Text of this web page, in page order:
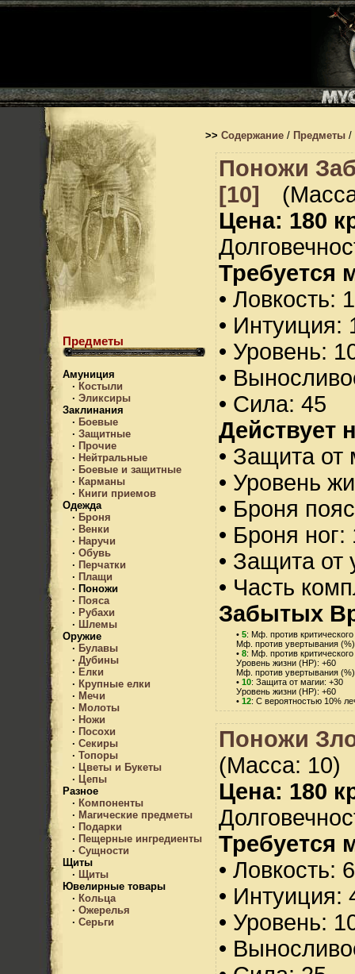
Предметы
Амуниция
· Костыли
· Эликсиры
Заклинания
· Боевые
· Защитные
· Прочие
· Нейтральные
· Боевые и защитные
· Карманы
· Книги приемов
Одежда
· Броня
· Венки
· Наручи
· Обувь
· Перчатки
· Плащи
· Поножи
· Пояса
· Рубахи
· Шлемы
Оружие
· Булавы
· Дубины
· Елки
· Крупные елки
· Мечи
· Молоты
· Ножи
· Посохи
· Секиры
· Топоры
· Цветы и Букеты
· Цепы
Разное
· Компоненты
· Магические предметы
· Подарки
· Пещерные ингредиенты
· Сущности
Щиты
· Щиты
Ювелирные товары
· Кольца
· Ожерелья
· Серьги
>> Содержание / Предметы /
Поножи
[10]
Цена: 180
Требуется
• Ловкость:
• Интуиция:
• Уровень:
•
• Сила: 45
Действует
• Защита от
• Уровень
• Броня
• Броня
• Защита от
• Часть
Забытых
• 5: Мф. против
Мф. против увертывания
• 8: Мф. против
Уровень жизни (HP): +60
Мф. против увертывания
• 10: Защита от магии: +30
Уровень жизни (HP): +60
• 12: С вероятностью 10%
Поножи
(Масса: 10)
Цена: 180
Требуется
• Ловкость:
• Интуиция:
• Уровень:
•